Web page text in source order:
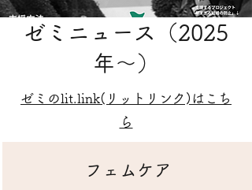
ゼミニュース（2025
年～）
​ゼミのlit.link(リットリンク)はこち
ら
フェムケア